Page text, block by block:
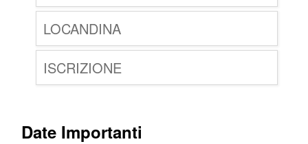
LOCANDINA
ISCRIZIONE
Date Importanti